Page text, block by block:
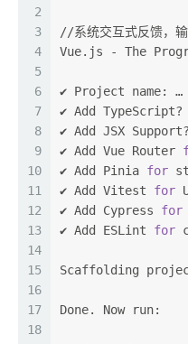
2
3
4
5
6
7
8
9
10
11
12
13
14
15
16
17
18
//系统交互式反馈，
Vue.js - The
✔ Project name: …
✔ Add
✔ Add JSX
✔ Add Vue Router
✔ Add Pinia for
✔ Add Vitest for
✔ Add Cypress for
✔ Add ESLint for
Scaffolding
Done. Now run: